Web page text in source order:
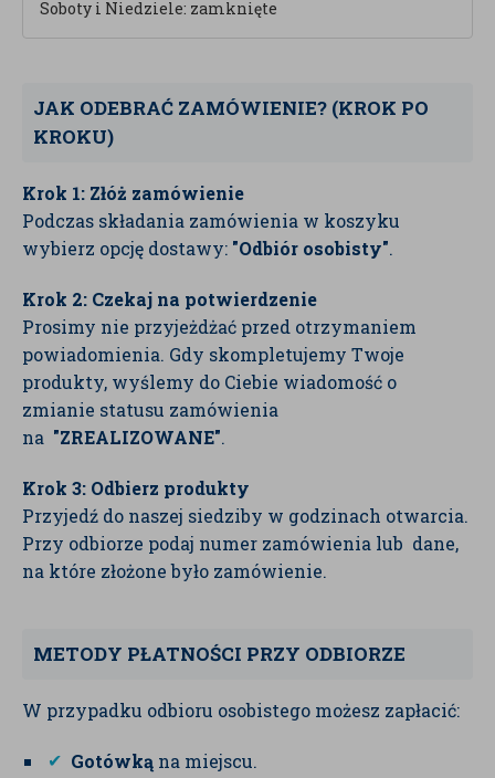
Soboty i Niedziele: zamknięte
JAK ODEBRAĆ ZAMÓWIENIE? (KROK PO
KROKU)
Krok 1: Złóż zamówienie
Podczas składania zamówienia w koszyku
wybierz opcję dostawy: "Odbiór osobisty".
Krok 2: Czekaj na potwierdzenie
Prosimy nie przyjeżdżać przed otrzymaniem
powiadomienia. Gdy skompletujemy Twoje
produkty, wyślemy do Ciebie wiadomość o
zmianie statusu zamówienia
na "ZREALIZOWANE".
Krok 3: Odbierz produkty
Przyjedź do naszej siedziby w godzinach otwarcia.
Przy odbiorze podaj numer zamówienia lub dane,
na które złożone było zamówienie.
METODY PŁATNOŚCI PRZY ODBIORZE
W przypadku odbioru osobistego możesz zapłacić:
Gotówką na miejscu.